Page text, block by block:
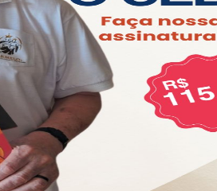
casa dela. A Palavra de Deus
de graça! O Senhor está
a Jeremias (Jr 1,8), a Gedeão
a missão que estas pessoas
com a saudação, Maria
Não aceita qualquer aparição